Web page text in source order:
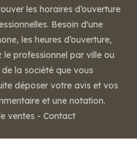
les horaires d’ouverture
Besoin d'une
les heures d’ouverture,
le professionnel par ville ou
la société que vous
déposer votre avis et vos
et une notation.
ventes - Contact